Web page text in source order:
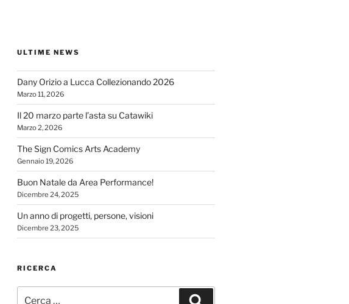
ULTIME NEWS
Dany Orizio a Lucca Collezionando 2026
Marzo 11, 2026
Il 20 marzo parte l’asta su Catawiki
Marzo 2, 2026
The Sign Comics Arts Academy
Gennaio 19, 2026
Buon Natale da Area Performance!
Dicembre 24, 2025
Un anno di progetti, persone, visioni
Dicembre 23, 2025
RICERCA